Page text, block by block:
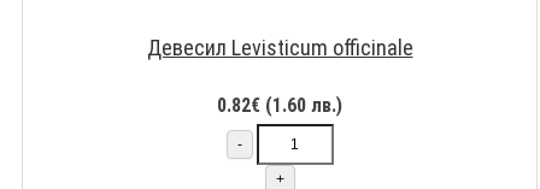
Девесил Levisticum officinale
0.82€ (1.60 лв.)
-
+